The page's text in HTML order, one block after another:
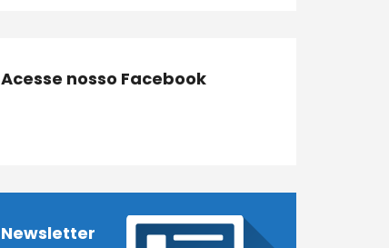
Acesse nosso Facebook
Newsletter